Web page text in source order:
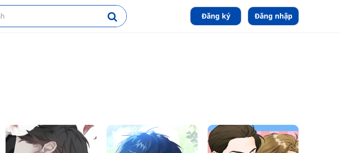
Đăng ký Đăng nhập